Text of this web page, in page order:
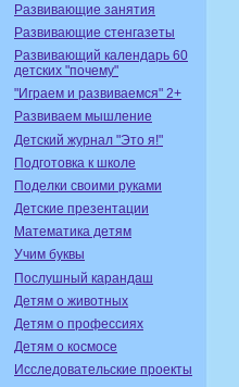
Развивающие занятия
Развивающие стенгазеты
Развивающий календарь 60
детских "почему"
"Играем и развиваемся" 2+
Развиваем мышление
Детский журнал "Это я!"
Подготовка к школе
Поделки своими руками
Детские презентации
Математика детям
Учим буквы
Послушный карандаш
Детям о животных
Детям о профессиях
Детям о космосе
Исследовательские проекты